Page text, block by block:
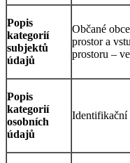
Popis
kategorií
subjektů
údajů
Občané
prostor a
prostoru –
Popis
kategorií
osobních
údajů
Identifikační